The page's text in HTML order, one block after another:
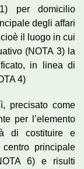
per domicilio
degli affari
il luogo in cui
(NOTA 3) la
in linea di
4)
precisato come
per l’elemento
di costituire e
principale
6) e risulti